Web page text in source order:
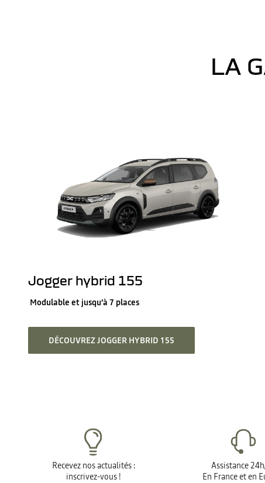
LA
Jogger hybrid 155
Modulable et jusqu’à 7 places
DÉCOUVREZ JOGGER HYBRID 155
Recevez nos actualités :
inscrivez-vous !
Assistance
En France et en